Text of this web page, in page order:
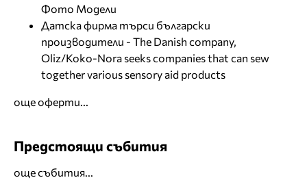
Фото Модели
Датска фирма търси български
производители - The Danish company,
Oliz/Koko-Nora seeks companies that can sew
together various sensory aid products
още оферти...
Предстоящи събития
още събития...